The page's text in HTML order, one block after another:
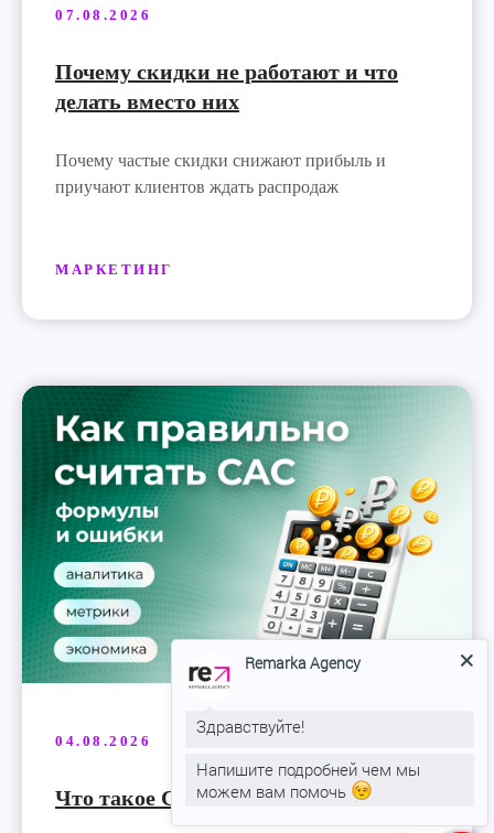
07.08.2026
Почему скидки не работают и что
делать вместо них
Почему частые скидки снижают прибыль и
приучают клиентов ждать распродаж
МАРКЕТИНГ
04.08.2026
Что такое CAC и как его считать
Remarka Agency
Здравствуйте!
Напишите подробней чем мы
можем вам помочь